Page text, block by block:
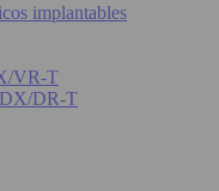
implantables
VR-T
DR-T